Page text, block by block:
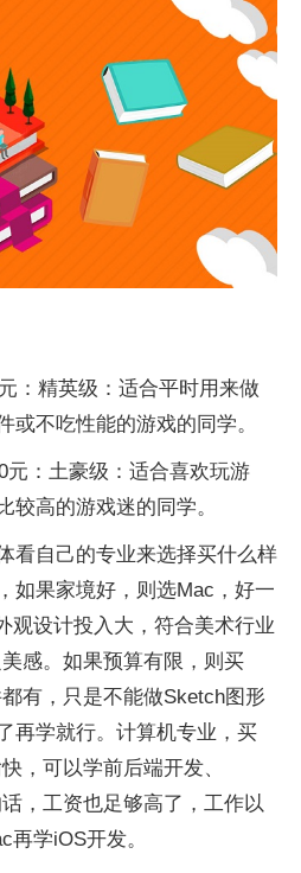
精英级：适合平时用来做
或不吃性能的游戏的同学。
：土豪级：适合喜欢玩游
较高的游戏迷的同学。
自己的专业来选择买什么样
如果家境好，则选Mac，好一
观设计投入大，符合美术行业
感。如果预算有限，则买
有，只是不能做Sketch图形
再学就行。计算机专业，买
，可以学前后端开发、
，工资也足够高了，工作以
再学iOS开发。